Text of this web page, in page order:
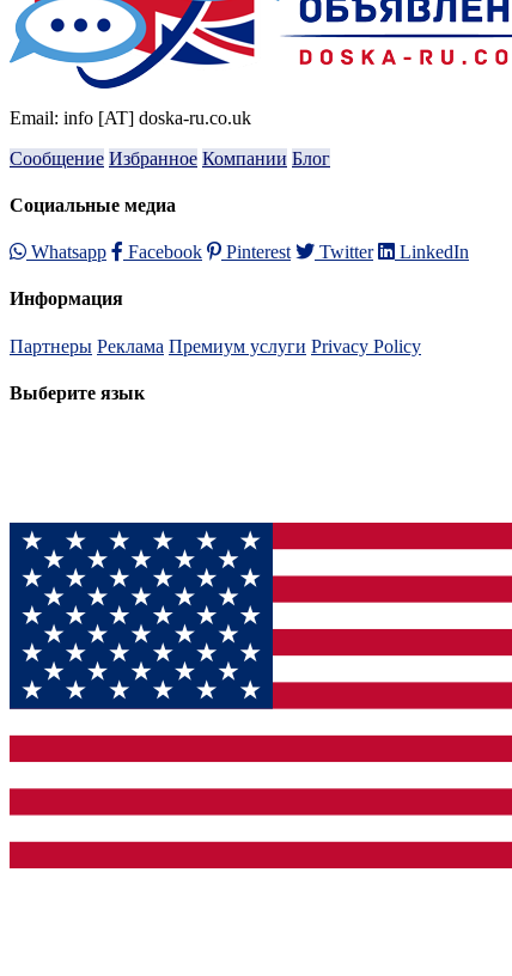
Email: info [AT] doska-ru.co.uk
Сообщение Избранное Компании Блог
Социальные медиа
Whatsapp Facebook Pinterest Twitter LinkedIn
Информация
Партнеры Реклама Премиум услуги Privacy Policy
Выберите язык